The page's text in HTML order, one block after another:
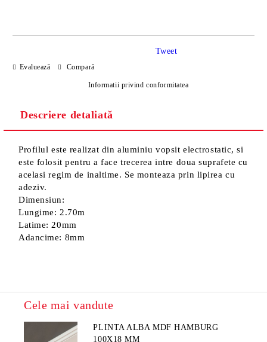
Sunt de acord cuPolitica de confidentialitate
Noi vă vom contacta pentru finalizarea comenzii.
Evaluează Compară
Informatii privind conformitatea
Tweet
Descriere detaliată
Profilul este realizat din aluminiu vopsit electrostatic, si
este folosit pentru a face trecerea intre doua suprafete cu
acelasi regim de inaltime. Se monteaza prin lipirea cu
adeziv.
Dimensiun:
Lungime: 2.70m
Latime: 20mm
Adancime: 8mm
Cele mai vandute
PLINTA ALBA MDF HAMBURG
100X18 MM